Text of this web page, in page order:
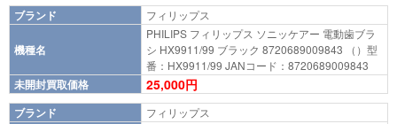
ブランド フィリップス
機種名
PHILIPS フィリップス ソニッケアー 電動歯ブラ
シ HX9911/99 ブラック 8720689009843 （）型
番：HX9911/99 JANコード：8720689009843
未開封買取価格 25,000円
ブランド フィリップス